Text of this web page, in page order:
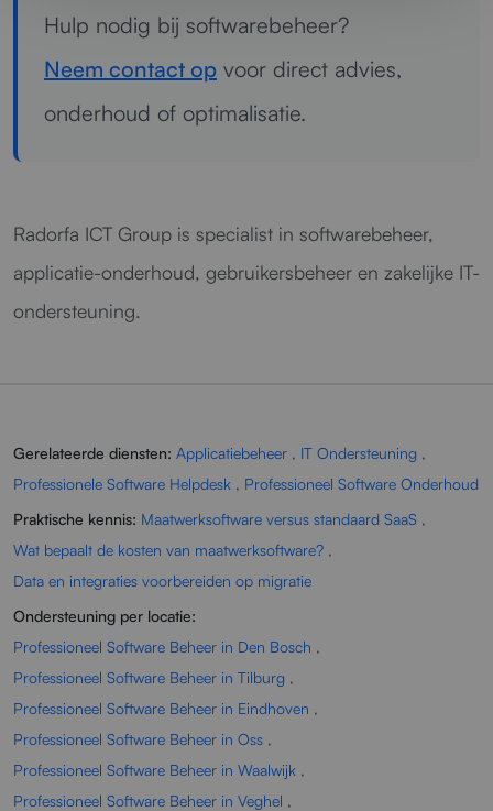
Hulp nodig bij softwarebeheer?
Neem contact op voor direct advies,
onderhoud of optimalisatie.
Radorfa ICT Group is specialist in softwarebeheer,
applicatie-onderhoud, gebruikersbeheer en zakelijke IT-
ondersteuning.
Gerelateerde diensten: Applicatiebeheer , IT Ondersteuning ,
Professionele Software Helpdesk , Professioneel Software Onderhoud
Praktische kennis: Maatwerksoftware versus standaard SaaS ,
Wat bepaalt de kosten van maatwerksoftware? ,
Data en integraties voorbereiden op migratie
Ondersteuning per locatie:
Professioneel Software Beheer in Den Bosch ,
Professioneel Software Beheer in Tilburg ,
Professioneel Software Beheer in Eindhoven ,
Professioneel Software Beheer in Oss ,
Professioneel Software Beheer in Waalwijk ,
Professioneel Software Beheer in Veghel ,